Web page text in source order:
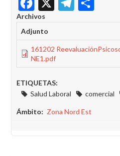
Archivos
Adjunto
161202
NE1.pdf
ETIQUETAS:
Salud Laboral
comercial
Ámbito Zona Nord Est